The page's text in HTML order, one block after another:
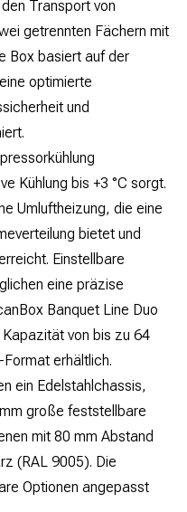
Transport von
getrennten Fächern mit
Box basiert auf der
optimierte
und
Kühlung bis +3 °C sorgt.
Umluftheizung, die eine
bietet und
Einstellbare
eine präzise
Banquet Line Duo
von bis zu 64
erhältlich.
ein Edelstahlchassis,
große feststellbare
mit 80 mm Abstand
(RAL 9005). Die
Optionen angepasst